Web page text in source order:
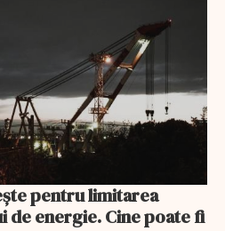
pentru limitarea
de energie. Cine poate fi